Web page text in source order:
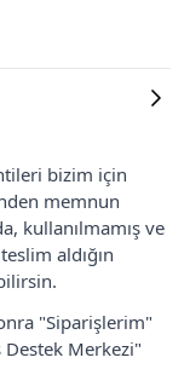
bizim için
memnun
kullanılmamış ve
aldığın
"Siparişlerim"
Merkezi"